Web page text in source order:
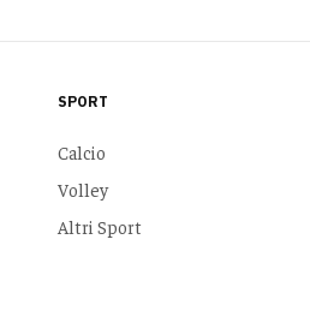
SPORT
Calcio
Volley
Altri Sport